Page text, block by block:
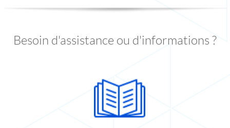
Besoin d'assistance ou d'informations ?